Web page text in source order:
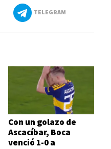
TELEGRAM
Con un golazo de
Ascacíbar, Boca
venció 1-0 a